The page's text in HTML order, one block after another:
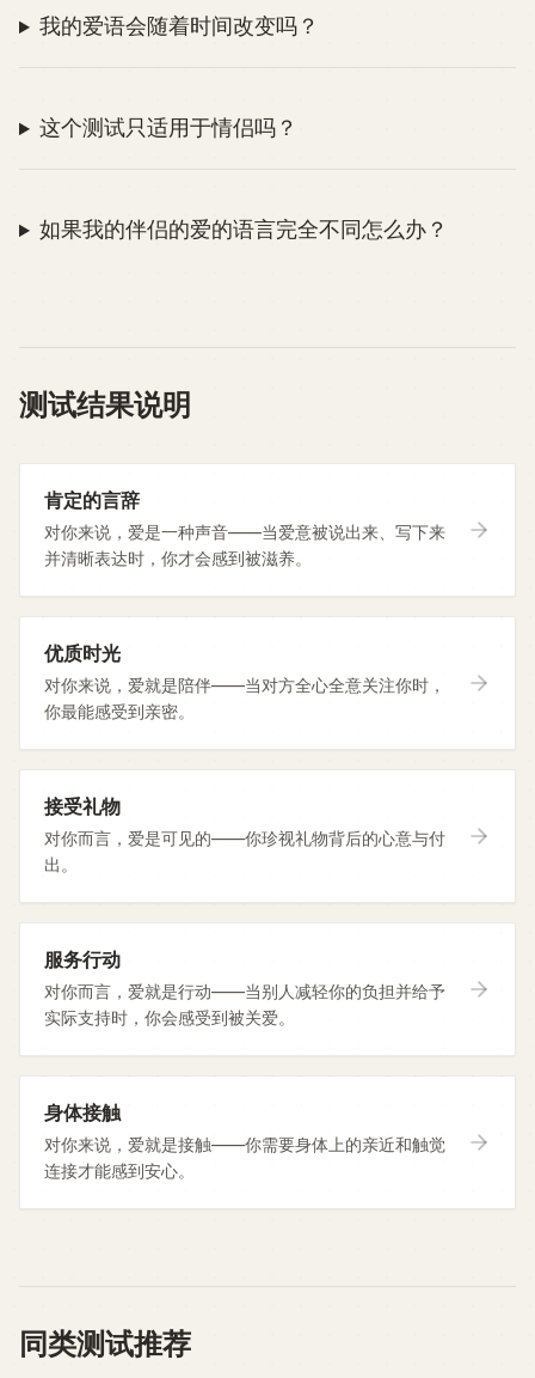
我的爱语会随着时间改变吗？
这个测试只适用于情侣吗？
如果我的伴侣的爱的语言完全不同怎么办？
测试结果说明
肯定的言辞
对你来说，爱是一种声音——当爱意被说出来、写下来
并清晰表达时，你才会感到被滋养。
优质时光
对你来说，爱就是陪伴——当对方全心全意关注你时，
你最能感受到亲密。
接受礼物
对你而言，爱是可见的——你珍视礼物背后的心意与付
出。
服务行动
对你而言，爱就是行动——当别人减轻你的负担并给予
实际支持时，你会感受到被关爱。
身体接触
对你来说，爱就是接触——你需要身体上的亲近和触觉
连接才能感到安心。
同类测试推荐